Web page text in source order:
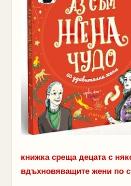
книжка среща децата с
вдъхновяващите жени по